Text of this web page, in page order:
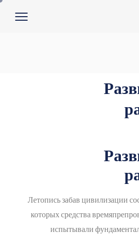
Летопись забав цивилизации
которых средства
испытывали